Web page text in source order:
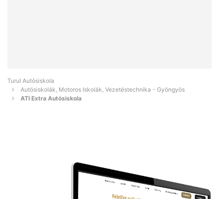
Turul Autósiskola
Autósiskolák, Motoros Iskolák, Vezetéstechnika - Gyöngyös
ATI Extra Autósiskola